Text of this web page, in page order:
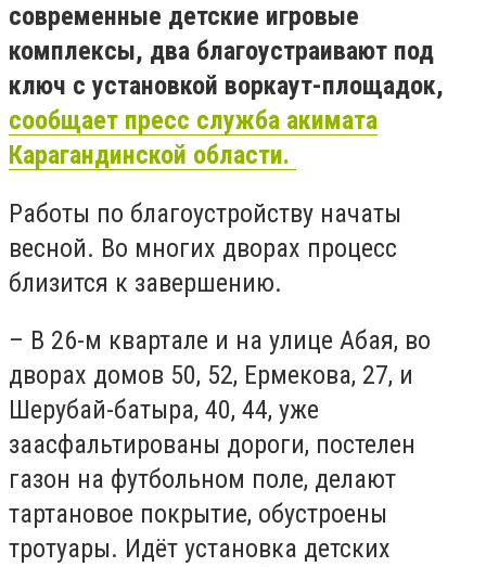
современные детские игровые
комплексы, два благоустраивают под
ключ с установкой воркаут-площадок,
сообщает пресс служба акимата
Карагандинской области.
Работы по благоустройству начаты
весной. Во многих дворах процесс
близится к завершению.
– В 26-м квартале и на улице Абая, во
дворах домов 50, 52, Ермекова, 27, и
Шерубай-батыра, 40, 44, уже
заасфальтированы дороги, постелен
газон на футбольном поле, делают
тартановое покрытие, обустроены
тротуары. Идёт установка детских